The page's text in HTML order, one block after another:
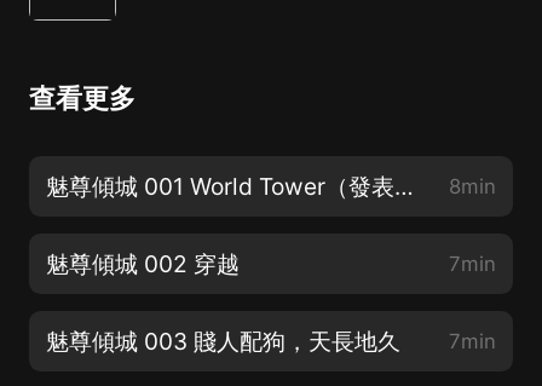
查看更多
魅尊傾城 001 World Tower（發表評論參與抽獎） 8min
魅尊傾城 002 穿越 7min
魅尊傾城 003 賤人配狗，天長地久 7min